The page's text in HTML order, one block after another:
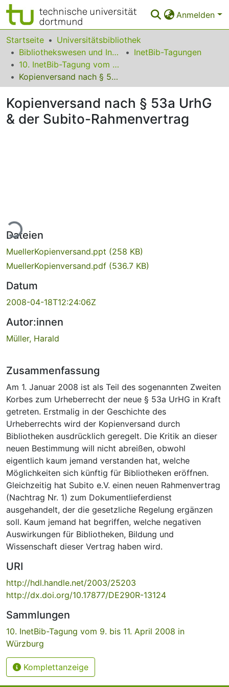
Anmelden
Bereiche & Sammlungen
Das gesamte Repositorium
Statistiken
FAQ
Leitlinien
Startseite
Universitätsbibliothek
Bibliothekswesen und Information
InetBib-Tagungen
10. InetBib-Tagung vom 9. bis 11. April 2008 in Würzburg
Kopienversand nach § 53a UrhG & der Subito-Rahmenvertrag
Kopienversand nach § 53a UrhG
& der Subito-Rahmenvertrag
Dateien
MuellerKopienversand.ppt (258 KB)
MuellerKopienversand.pdf (536.7 KB)
Datum
2008-04-18T12:24:06Z
Autor:innen
Müller, Harald
Zusammenfassung
Am 1. Januar 2008 ist als Teil des sogenannten Zweiten
Korbes zum Urheberrecht der neue § 53a UrHG in Kraft
getreten. Erstmalig in der Geschichte des
Urheberrechts wird der Kopienversand durch
Bibliotheken ausdrücklich geregelt. Die Kritik an dieser
neuen Bestimmung will nicht abreißen, obwohl
eigentlich kaum jemand verstanden hat, welche
Möglichkeiten sich künftig für Bibliotheken eröffnen.
Gleichzeitig hat Subito e.V. einen neuen Rahmenvertrag
(Nachtrag Nr. 1) zum Dokumentlieferdienst
ausgehandelt, der die gesetzliche Regelung ergänzen
soll. Kaum jemand hat begriffen, welche negativen
Auswirkungen für Bibliotheken, Bildung und
Wissenschaft dieser Vertrag haben wird.
URI
http://hdl.handle.net/2003/25203
http://dx.doi.org/10.17877/DE290R-13124
Sammlungen
10. InetBib-Tagung vom 9. bis 11. April 2008 in
Würzburg
Komplettanzeige